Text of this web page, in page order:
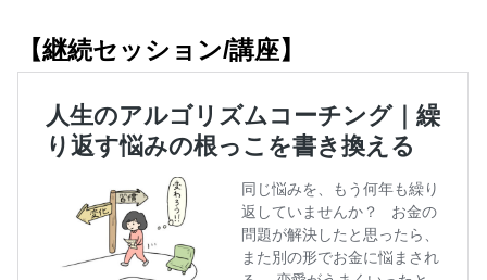
【継続セッション/講座】